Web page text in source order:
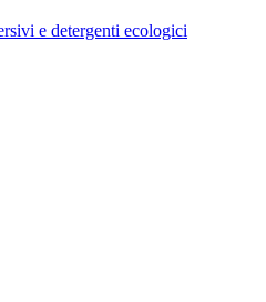
e detergenti ecologici